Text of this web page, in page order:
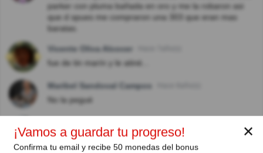
parker con pluma bañada en oro y me la robaron asi
que d spues me compraron una 303 que eran mas
baratas.
Vicente Oliva Alcocer
fue de tin marín y le atiné...
Maribel Sandoval Campos
No la pegué
Creo que hay un error la inventó Poenaru y la pregunta
dice quien la patentó y ese fue Waterman
✕
¡Vamos a guardar tu progreso!
Confirma tu email y recibe 50 monedas del bonus